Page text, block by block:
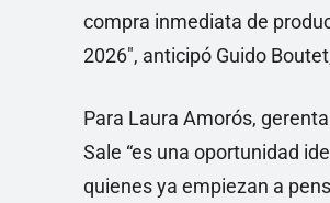
compra inmediata de
2026″, anticipó Guido
Para Laura Amorós,
Sale “es una oportunidad
quienes ya empiezan a